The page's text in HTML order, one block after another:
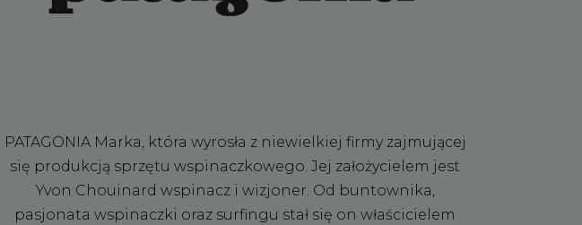
PATAGONIA Marka, która wyrosła z niewielkiej firmy zajmującej
się produkcją sprzętu wspinaczkowego. Jej założycielem jest
Yvon Chouinard wspinacz i wizjoner. Od buntownika,
pasjonata wspinaczki oraz surfingu stał się on właścicielem